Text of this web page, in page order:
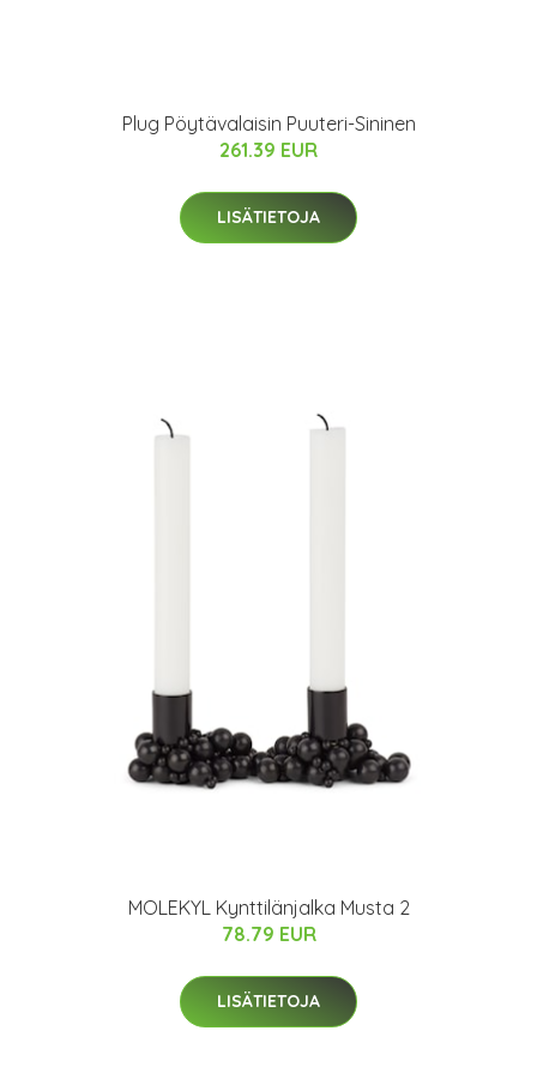
Plug Pöytävalaisin Puuteri-Sininen
261.39 EUR
LISÄTIETOJA
MOLEKYL Kynttilänjalka Musta 2
78.79 EUR
LISÄTIETOJA